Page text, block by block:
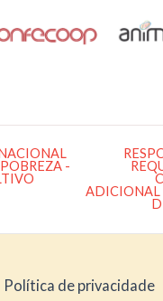
-
ADICIONAL
Política de privacidade